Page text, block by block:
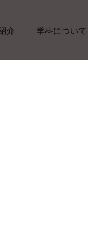
介 学科について